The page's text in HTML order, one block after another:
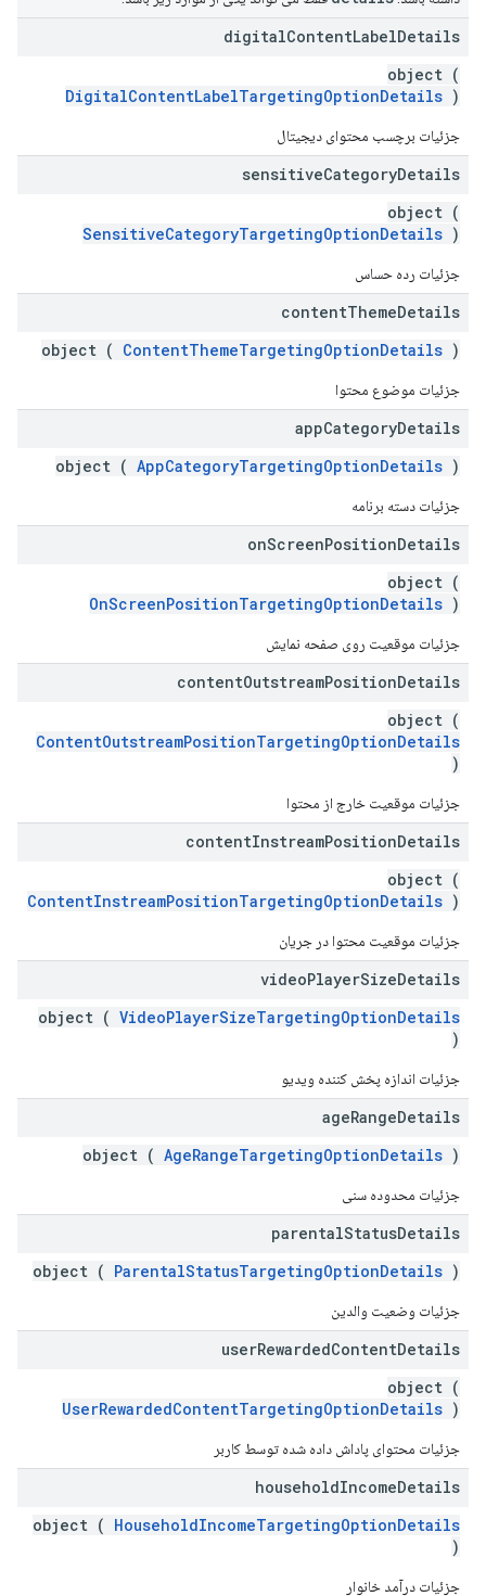
digitalContentLabelDetails
object (
DigitalContentLabelTargetingOptionDetails )
جزئیات برچسب محتوای دیجیتال
sensitiveCategoryDetails
object (
SensitiveCategoryTargetingOptionDetails )
جزئیات رده حساس
contentThemeDetails
object ( ContentThemeTargetingOptionDetails )
جزئیات موضوع محتوا
appCategoryDetails
object ( AppCategoryTargetingOptionDetails )
جزئیات دسته برنامه
onScreenPositionDetails
object (
OnScreenPositionTargetingOptionDetails )
جزئیات موقعیت روی صفحه نمایش
contentOutstreamPositionDetails
object (
ContentOutstreamPositionTargetingOptionDetails
)
جزئیات موقعیت خارج از محتوا
contentInstreamPositionDetails
object (
ContentInstreamPositionTargetingOptionDetails )
جزئیات موقعیت محتوا در جریان
videoPlayerSizeDetails
object ( VideoPlayerSizeTargetingOptionDetails
)
جزئیات اندازه پخش کننده ویدیو
ageRangeDetails
object ( AgeRangeTargetingOptionDetails )
جزئیات محدوده سنی
parentalStatusDetails
object ( ParentalStatusTargetingOptionDetails )
جزئیات وضعیت والدین
userRewardedContentDetails
object (
UserRewardedContentTargetingOptionDetails )
جزئیات محتوای پاداش داده شده توسط کاربر
householdIncomeDetails
object ( HouseholdIncomeTargetingOptionDetails
)
جزئیات درآمد خانوار